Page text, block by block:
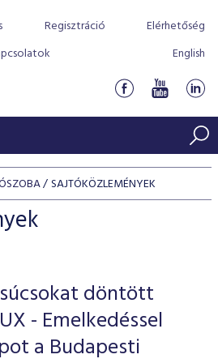
Regisztráció
Elérhetőség
English
indexek
kötvény tőzsdei bevezetését
egyszerűen
SAJTÓKÖZLEMÉNYEK
döntött
- Emelkedéssel
a Budapesti